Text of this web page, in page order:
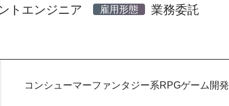
トエンジニア 雇用形態 業務委託
コンシューマーファンタジー系RPGゲーム開発